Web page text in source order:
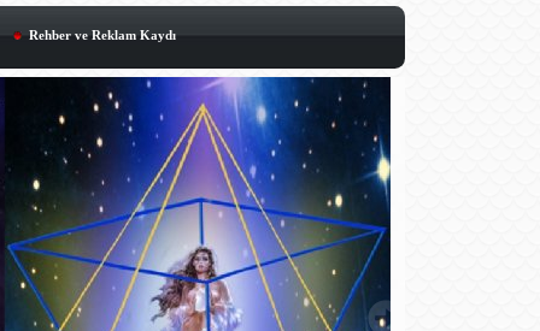
Rehber ve Reklam Kaydı